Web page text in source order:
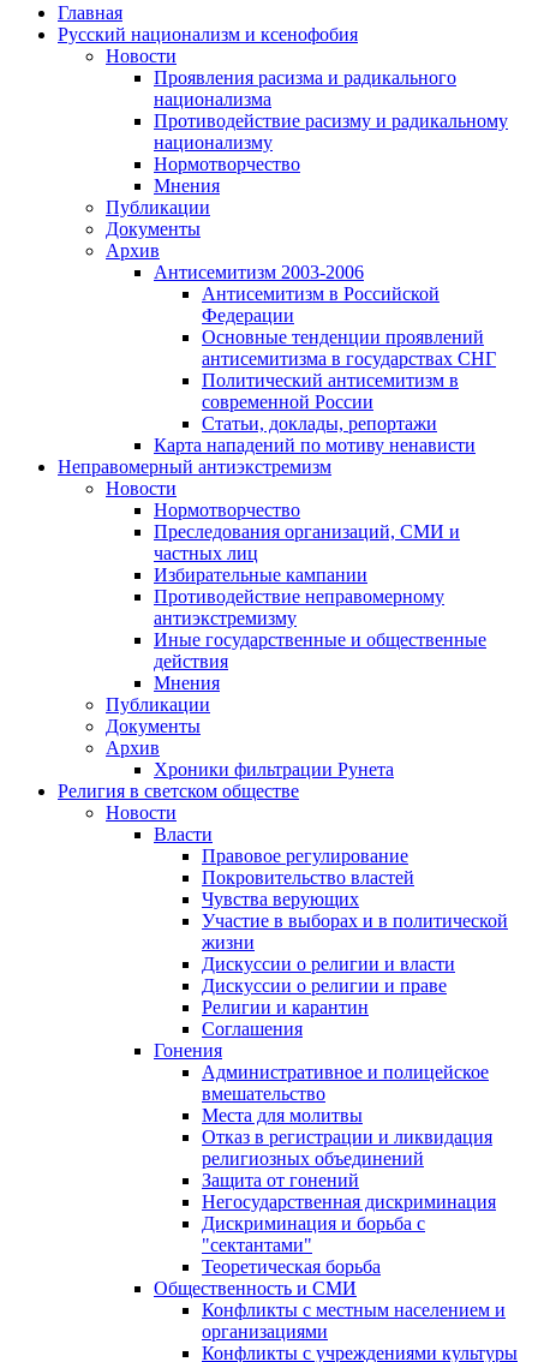
Главная
Русский национализм и ксенофобия
Новости
Проявления расизма и радикального
национализма
Противодействие расизму и радикальному
национализму
Нормотворчество
Мнения
Публикации
Документы
Архив
Антисемитизм 2003-2006
Антисемитизм в Российской
Федерации
Основные тенденции проявлений
антисемитизма в государствах СНГ
Политический антисемитизм в
современной России
Статьи, доклады, репортажи
Карта нападений по мотиву ненависти
Неправомерный антиэкстремизм
Новости
Нормотворчество
Преследования организаций, СМИ и
частных лиц
Избирательные кампании
Противодействие неправомерному
антиэкстремизму
Иные государственные и общественные
действия
Мнения
Публикации
Документы
Архив
Хроники фильтрации Рунета
Религия в светском обществе
Новости
Власти
Правовое регулирование
Покровительство властей
Чувства верующих
Участие в выборах и в политической
жизни
Дискуссии о религии и власти
Дискуссии о религии и праве
Религии и карантин
Соглашения
Гонения
Административное и полицейское
вмешательство
Места для молитвы
Отказ в регистрации и ликвидация
религиозных объединений
Защита от гонений
Негосударственная дискриминация
Дискриминация и борьба с
"сектантами"
Теоретическая борьба
Общественность и СМИ
Конфликты с местным населением и
организациями
Конфликты с учреждениями культуры